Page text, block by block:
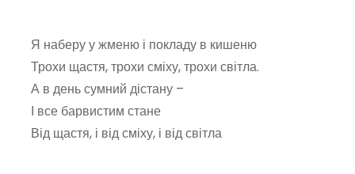
Я наберу у жменю і покладу в кишеню
Трохи щастя, трохи сміху, трохи світла.
А в день сумний дістану –
І все барвистим стане
Від щастя, і від сміху, і від світла